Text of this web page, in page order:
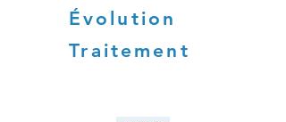
Évolution
Traitement